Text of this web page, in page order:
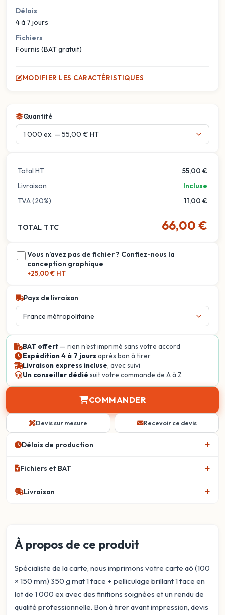
Délais
4 à 7 jours
Fichiers
Fournis (BAT gratuit)
MODIFIER LES CARACTÉRISTIQUES
Quantité
Total HT
55,00 €
Livraison
Incluse
TVA (20%)
11,00 €
TOTAL TTC 66,00 €
Vous n’avez pas de fichier ? Confiez-nous la
conception graphique
+25,00 € HT
Pays de livraison
BAT offert — rien n'est imprimé sans votre accord
Expédition 4 à 7 jours après bon à tirer
Livraison express incluse, avec suivi
Un conseiller dédié suit votre commande de A à Z
COMMANDER
Devis sur mesure Recevoir ce devis
Délais de production
Fichiers et BAT
Livraison
À propos de ce produit
Spécialiste de la carte, nous imprimons votre carte a6 (100
× 150 mm) 350 g mat 1 face + pelliculage brillant 1 face en
lot de 1 000 ex avec des finitions soignées et un rendu de
qualité professionnelle. Bon à tirer avant impression, devis